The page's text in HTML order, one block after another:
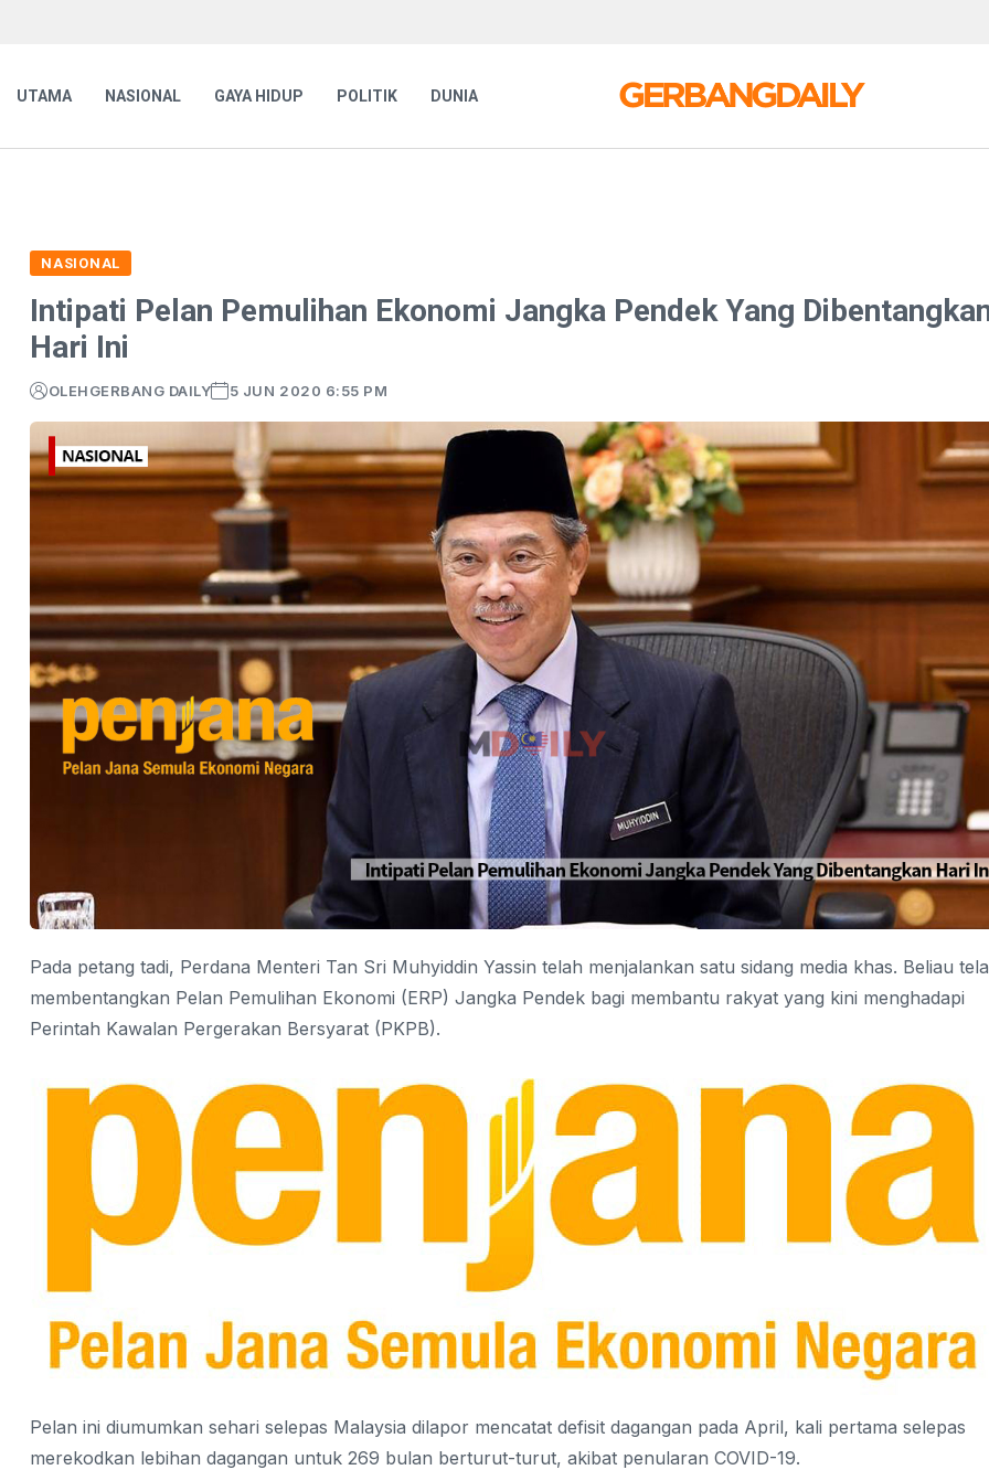
UTAMA NASIONAL GAYA HIDUP POLITIK DUNIA
NASIONAL
Intipati Pelan Pemulihan Ekonomi Jangka Pendek Yang
Hari Ini
OLEHGERBANG DAILY 5 JUN 2020 6:55 PM
Pada petang tadi, Perdana Menteri Tan Sri Muhyiddin Yassin telah menjalankan satu sidang media khas. Beliau
membentangkan Pelan Pemulihan Ekonomi (ERP) Jangka Pendek bagi membantu rakyat yang kini menghadapi
Perintah Kawalan Pergerakan Bersyarat (PKPB).
Pelan ini diumumkan sehari selepas Malaysia dilapor mencatat defisit dagangan pada April, kali pertama selepas
merekodkan lebihan dagangan untuk 269 bulan berturut-turut, akibat penularan COVID-19.